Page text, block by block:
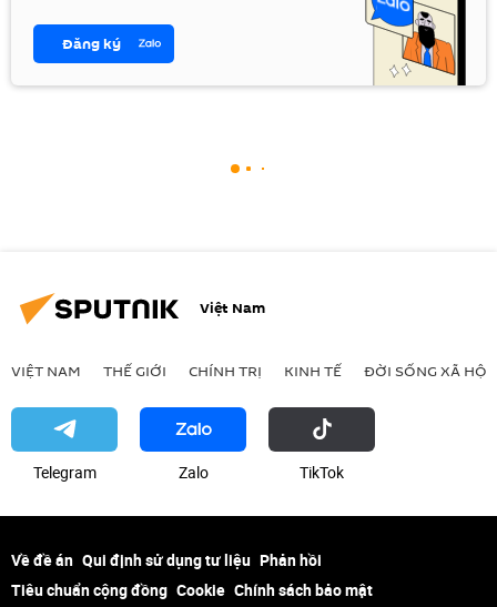
Đăng ký
Việt Nam
VIỆT NAM THẾ GIỚI CHÍNH TRỊ KINH TẾ ĐỜI SỐNG XÃ HỘI
Telegram Zalo ТikТоk
Về đề án Qui định sử dụng tư liệu Phản hồi
Tiêu chuẩn cộng đồng Cookie Chính sách bảo mật